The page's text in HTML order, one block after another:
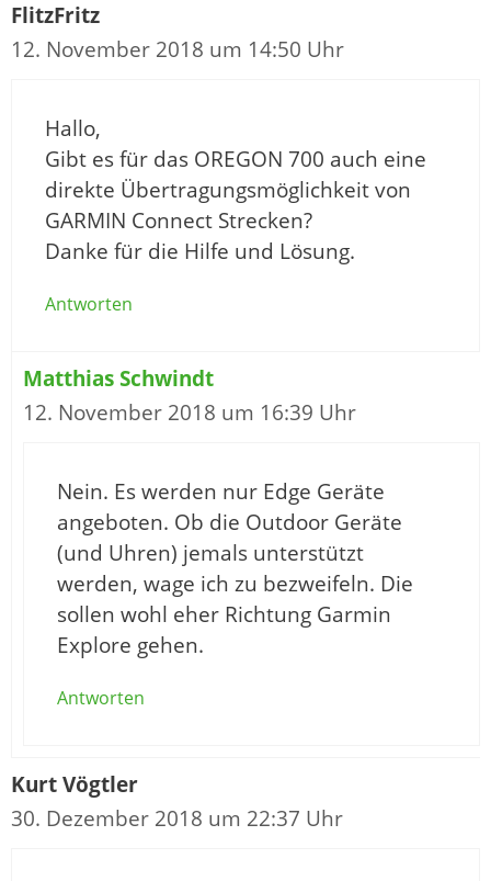
FlitzFritz
12. November 2018 um 14:50 Uhr
Hallo,
Gibt es für das OREGON 700 auch eine
direkte Übertragungsmöglichkeit von
GARMIN Connect Strecken?
Danke für die Hilfe und Lösung.
Antworten
Matthias Schwindt
12. November 2018 um 16:39 Uhr
Nein. Es werden nur Edge Geräte
angeboten. Ob die Outdoor Geräte
(und Uhren) jemals unterstützt
werden, wage ich zu bezweifeln. Die
sollen wohl eher Richtung Garmin
Explore gehen.
Antworten
Kurt Vögtler
30. Dezember 2018 um 22:37 Uhr